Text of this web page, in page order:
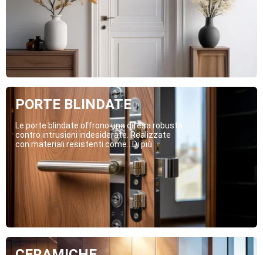
PORTE BLINDATE
Le porte blindate offrono una difesa robusta
contro intrusioni indesiderate. Realizzate
con materiali resistenti come...Di più